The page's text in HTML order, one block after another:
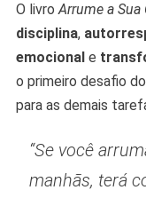
O livroArrume a Sua
disciplina,
emocional e
o primeiro desafio
para as demais
“Se você
manhãs, terá